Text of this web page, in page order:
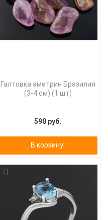
Галтовка аметрин Бразилия
(3-4 см) (1 шт)
590 руб.
В корзину!